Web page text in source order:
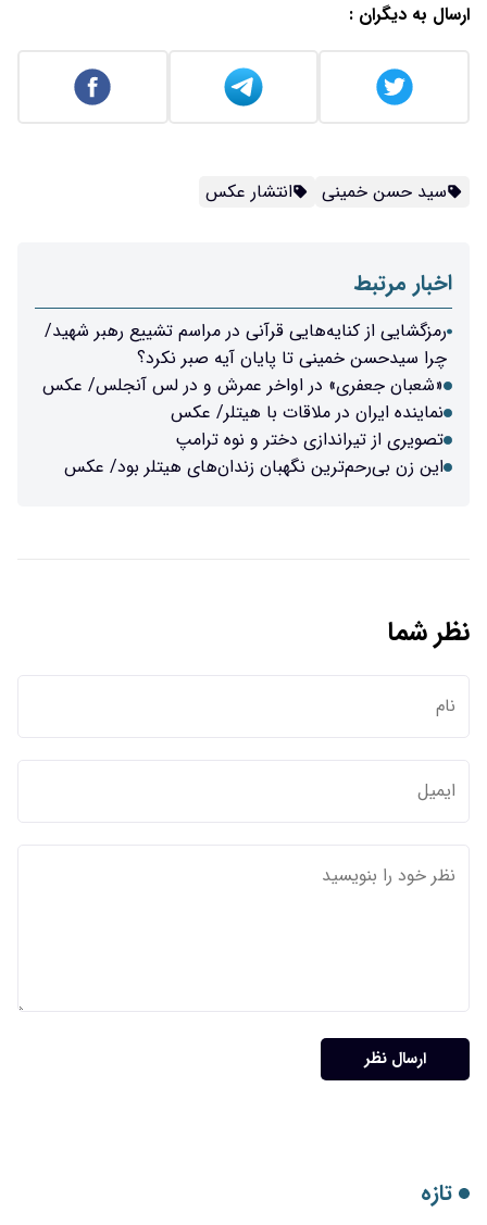
ارسال به دیگران :
سید حسن خمینی انتشار عکس
اخبار مرتبط
رمزگشایی از کنایه‌هایی قرآنی در مراسم تشییع رهبر شهید/
چرا سیدحسن خمینی تا پایان آیه صبر نکرد؟
«شعبان جعفری» در اواخر عمرش و در لس آنجلس/ عکس
نماینده ایران در ملاقات با هیتلر/ عکس
تصویری از تیراندازی دختر و نوه ترامپ
این زن بی‌رحم‌ترین نگهبان زندان‌های هیتلر بود/ عکس
نظر شما
ارسال نظر
تازه